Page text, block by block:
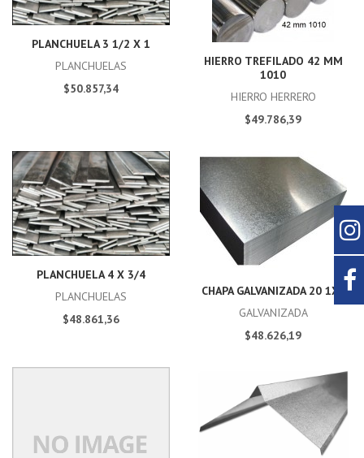
PLANCHUELA 3 1/2 X 1
PLANCHUELAS
$50.857,34
HIERRO TREFILADO 42 MM
1010
HIERRO HERRERO
$49.786,39
PLANCHUELA 4 X 3/4
PLANCHUELAS
$48.861,36
CHAPA GALVANIZADA 20 1X2
GALVANIZADA
$48.626,19